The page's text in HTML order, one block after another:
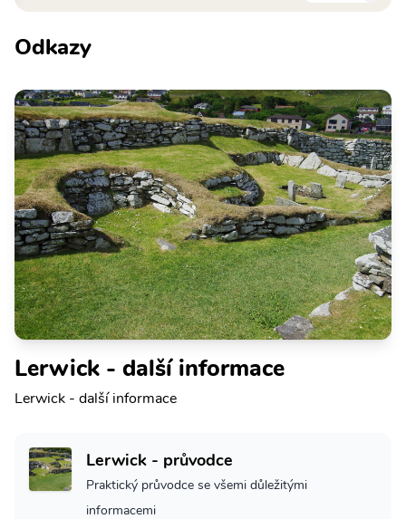
Odkazy
Lerwick - další informace
Lerwick - další informace
Lerwick - průvodce
Praktický průvodce se všemi důležitými
informacemi